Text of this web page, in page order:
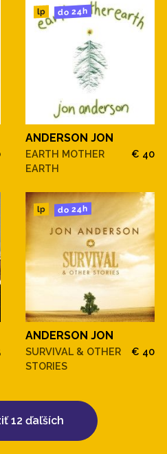
lp do 24h
ANDERSON JON
EARTH MOTHER
EARTH
€ 40
lp do 24h
ANDERSON JON
SURVIVAL & OTHER
STORIES
€ 40
12 ďaľších